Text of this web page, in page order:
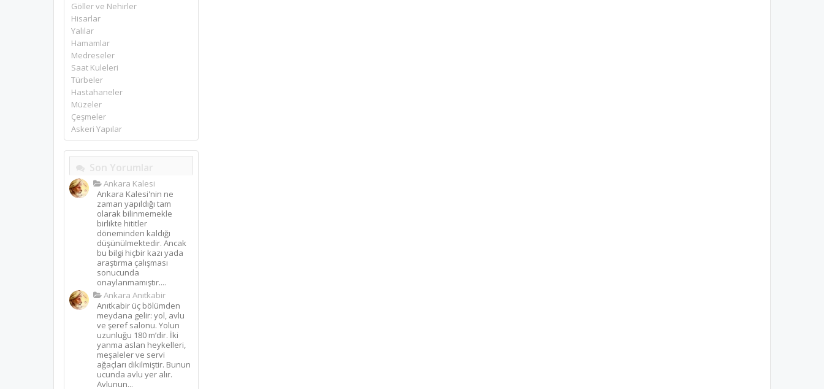
Göller ve Nehirler
Hisarlar
Yalılar
Hamamlar
Medreseler
Saat Kuleleri
Türbeler
Hastahaneler
Müzeler
Çeşmeler
Askeri Yapılar
Son Yorumlar
Ankara Kalesi
Ankara Kalesi'nin ne
zaman yapıldığı tam
olarak bilinmemekle
birlikte hititler
döneminden kaldığı
düşünülmektedir. Ancak
bu bilgi hiçbir kazı yada
araştırma çalışması
sonucunda
onaylanmamıştır....
Ankara Anıtkabir
Anıtkabir üç bölümden
meydana gelir: yol, avlu
ve şeref salonu. Yolun
uzunluğu 180 m’dir. İki
yanma aslan heykelleri,
meşaleler ve servi
ağaçları dikilmiştir. Bunun
ucunda avlu yer alır.
Avlunun...